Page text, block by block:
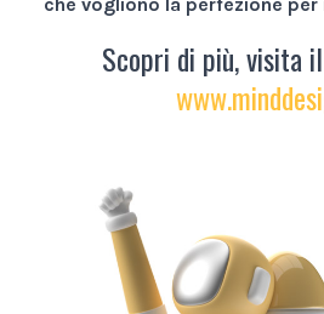
Scopri di più, visita